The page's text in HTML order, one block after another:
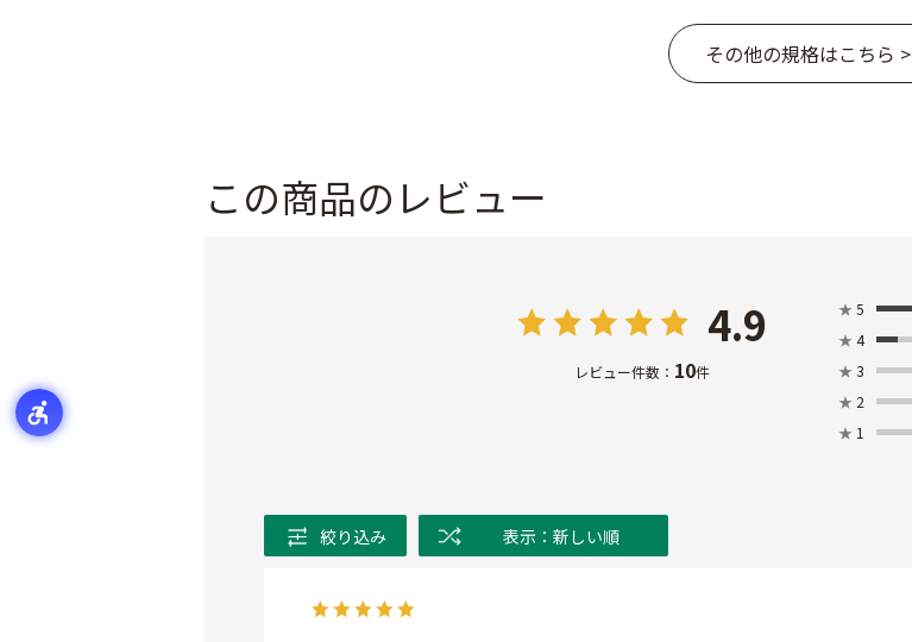
その他の規格はこちら >
この商品のレビュー
4.9
レビュー件数： 10件
★ 5
★ 4
★ 3
★ 2
★ 1
絞り込み 表示：新しい順